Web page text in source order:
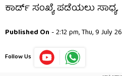
ಕಾರ್ಡ್ ಸಂಖ್ಯೆ ಪಡೆಯಲು ಸಾಧ್ಯ.
Published On - 2:12 pm, Thu, 9 July 26
Follow Us